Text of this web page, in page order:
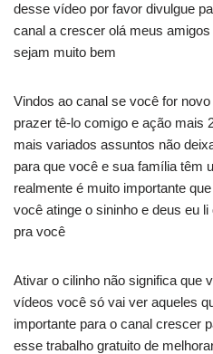
desse vídeo por favor divulgue
canal a crescer olá meus
sejam muito bem
Vindos ao canal se você for
prazer tê-lo comigo e ação mais
mais variados assuntos não
para que você e sua família têm
realmente é muito importante
você atinge o sininho e deus eu
pra você
Ativar o cilinho não significa que
vídeos você só vai ver aqueles
importante para o canal crescer
esse trabalho gratuito de